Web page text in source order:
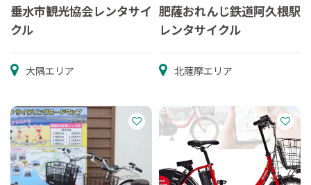
垂水市観光協会レンタサイ
クル
大隅エリア
肥薩おれんじ鉄道阿久根駅
レンタサイクル
北薩摩エリア